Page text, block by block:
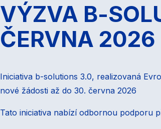
VÝZVA B-
ČERVNA 2026
Iniciativa b-solutions 3.0, realizovaná
nové žádosti až do 30. června 2026
Tato iniciativa nabízí odbornou podporu